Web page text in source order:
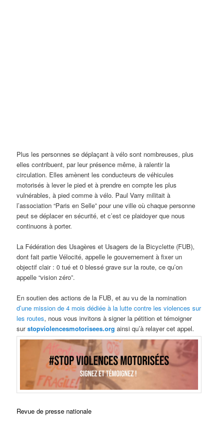
Plus les personnes se déplaçant à vélo sont nombreuses, plus
elles contribuent, par leur présence même, à ralentir la
circulation. Elles amènent les conducteurs de véhicules
motorisés à lever le pied et à prendre en compte les plus
vulnérables, à pied comme à vélo. Paul Varry militait à
l’association “Paris en Selle” pour une ville où chaque personne
peut se déplacer en sécurité, et c’est ce plaidoyer que nous
continuons à porter.
La Fédération des Usagères et Usagers de la Bicyclette (FUB),
dont fait partie Vélocité, appelle le gouvernement à fixer un
objectif clair : 0 tué et 0 blessé grave sur la route, ce qu’on
appelle “vision zéro”.
En soutien des actions de la FUB, et au vu de la nomination
d’une mission de 4 mois dédiée à la lutte contre les violences sur
les routes, nous vous invitons à signer la pétition et témoigner
surstopviolencesmotorisees.org ainsi qu’à relayer cet appel.
Revue de presse nationale